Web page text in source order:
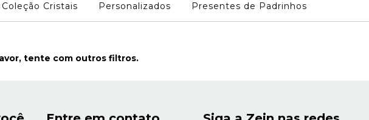
Coleção Cristais Personalizados Presentes de Padrinhos
tente com outros filtros.